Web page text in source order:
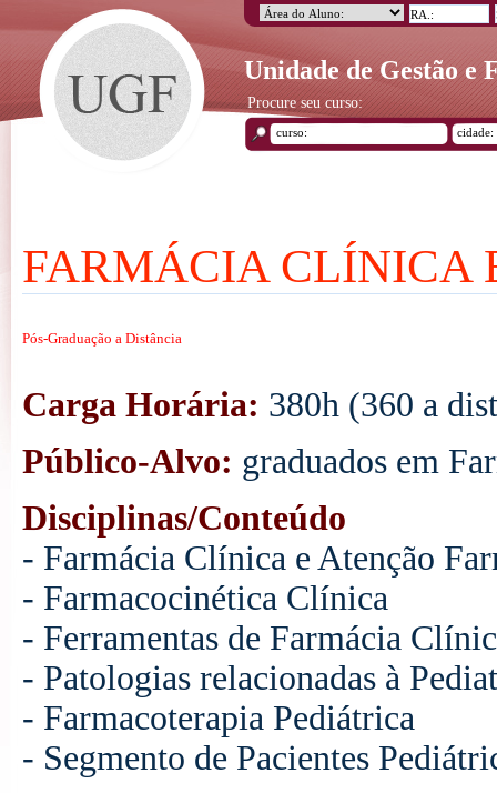
Unidade de Gestão e
Procure seu curso:
FARMÁCIA CLÍNICA
Pós-Graduação a Distância
Carga Horária: 380h (360 a
Público-Alvo: graduados em
Disciplinas/Conteúdo
- Farmácia Clínica e Atenção
- Farmacocinética Clínica
- Ferramentas de Farmácia
- Patologias relacionadas à
- Farmacoterapia Pediátrica
- Segmento de Pacientes